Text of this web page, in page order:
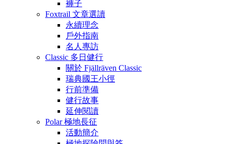
褲子
Foxtrail 文章選讀
永續理念
戶外指南
名人專訪
Classic 多日健行
關於 Fjällräven Classic
瑞典國王小徑
行前準備
健行故事
延伸閱讀
Polar 極地長征
活動簡介